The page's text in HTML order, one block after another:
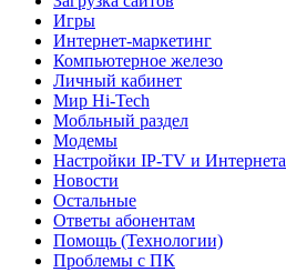
Игры
Интернет-маркетинг
Компьютерное железо
Личный кабинет
Мир Hi-Tech
Мобльный раздел
Модемы
Настройки IP-TV и Интернета
Новости
Остальные
Ответы абонентам
Помощь (Технологии)
Проблемы с ПК